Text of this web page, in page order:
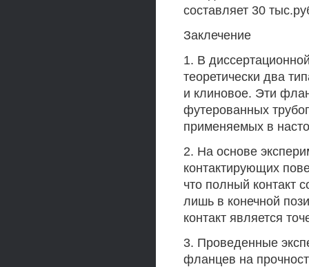
составляет 30
Заклечение
1. В
теоретически два
и клиновое. Эти
футерованных
применяемых в
2. На основе
контактирующих
что полный контакт
лишь в конечной
контакт является
3. Проведенные
фланцев на